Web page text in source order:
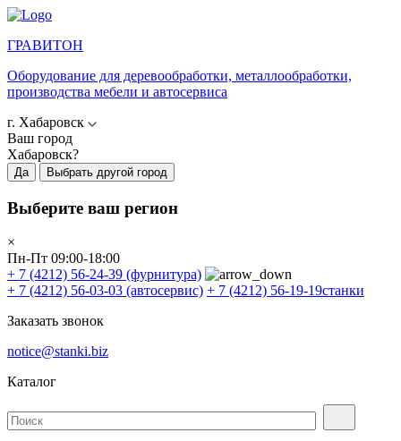
ГРАВИТОН
Оборудование для деревообработки, металлообработки,
производства мебели и автосервиса
г. Хабаровск
Ваш город
Хабаровск?
Да Выбрать другой город
Выберите ваш регион
×
Пн-Пт 09:00-18:00
+ 7 (4212) 56-24-39 (фурнитура)
+ 7 (4212) 56-03-03 (автосервис) + 7 (4212) 56-19-19станки
Заказать звонок
notice@stanki.biz
Каталог